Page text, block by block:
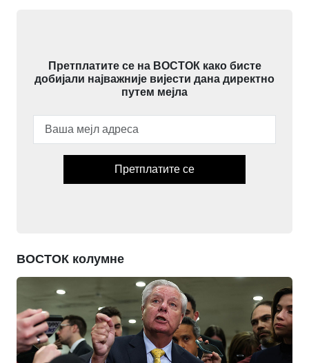
Претплатите се на ВОСТОК како бисте
добијали најважније вијести дана директно
путем мејла
Претплатите се
ВОСТОК колумне